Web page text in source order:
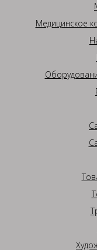
Медицинское